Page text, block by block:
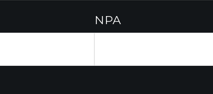
NPA